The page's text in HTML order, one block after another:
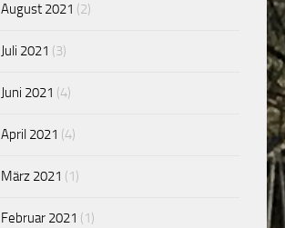
August 2021 (2)
Juli 2021 (3)
Juni 2021 (4)
April 2021 (4)
März 2021 (1)
Februar 2021 (1)